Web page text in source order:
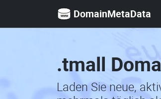
DomainMetaData
.tmall
Laden Sie neue,